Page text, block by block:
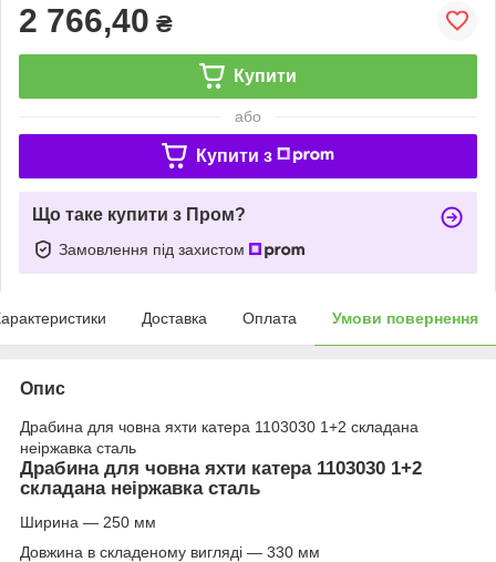
2 766,40 ₴
Купити
або
Купити з
Що таке купити з Пром?
Замовлення під захистом
Доставка Оплата Умови повернення
Опис
Драбина для човна яхти катера 1103030 1+2 складана
неіржавка сталь
Драбина для човна яхти катера 1103030 1+2
складана неіржавка сталь
Ширина — 250 мм
Довжина в складеному вигляді — 330 мм